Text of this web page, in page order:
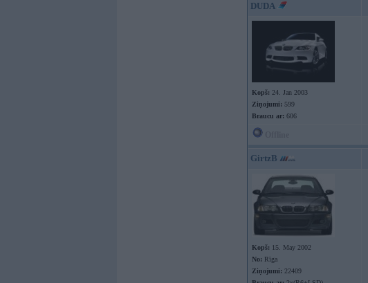
DUDA
Kopš: 24. Jan 2003
Ziņojumi: 599
Braucu ar: 606
GirtzB
Kopš: 15. May 2002
No: Rīga
Ziņojumi: 22409